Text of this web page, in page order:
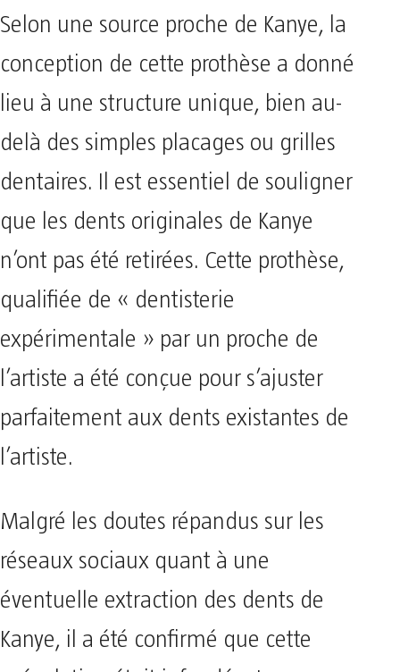
Selon une source proche de Kanye, la
conception de cette prothèse a donné
lieu à une structure unique, bien au-
delà des simples placages ou grilles
dentaires. Il est essentiel de souligner
que les dents originales de Kanye
n’ont pas été retirées. Cette prothèse,
qualifiée de « dentisterie
expérimentale » par un proche de
l’artiste a été conçue pour s’ajuster
parfaitement aux dents existantes de
l’artiste.
Malgré les doutes répandus sur les
réseaux sociaux quant à une
éventuelle extraction des dents de
Kanye, il a été confirmé que cette